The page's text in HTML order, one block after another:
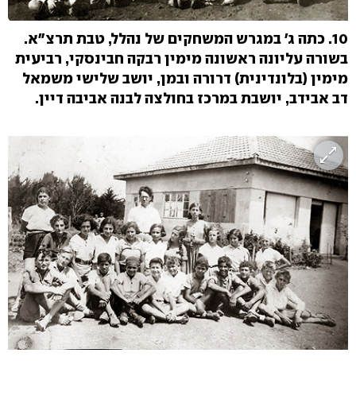
10. כתה ג' במגרש המשחקים של נהלל, טבת תרצ"א.
בשורה עליונה ראשונה מימין רבקה חבינסקי, רביעית
מימין (בלונדינית) דרורה ובמן, יושב שלישי משמאל
דב אבידב, יושבת במרכז בחולצה לבנה אביבה דיין.